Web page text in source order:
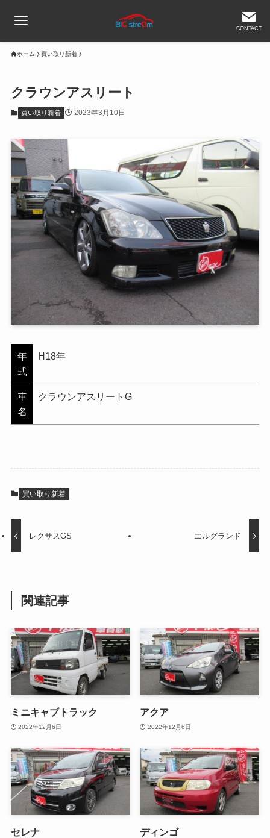
CONTACT
ホーム 買い取り新着
クラウンアスリート
買い取り新着 2023年3月10日
年
式
H18年
車
名
クラウンアスリートG
買い取り新着
レクサスGS エルグランド
関連記事
ミニキャブトラック
2022年12月6日
アクア
2022年12月6日
セレナ ディンゴ